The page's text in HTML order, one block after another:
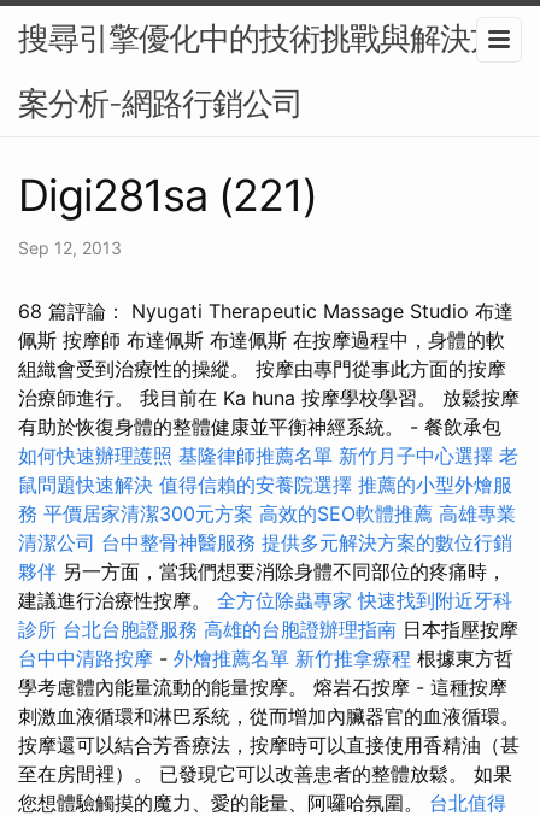
搜尋引擎優化中的技術挑戰與解決方
案分析-網路行銷公司
Digi281sa (221)
Sep 12, 2013
68 篇評論： Nyugati Therapeutic Massage Studio 布達
佩斯 按摩師 布達佩斯 布達佩斯 在按摩過程中，身體的軟
組織會受到治療性的操縱。 按摩由專門從事此方面的按摩
治療師進行。 我目前在 Ka huna 按摩學校學習。 放鬆按摩
有助於恢復身體的整體健康並平衡神經系統。 - 餐飲承包
如何快速辦理護照 基隆律師推薦名單 新竹月子中心選擇 老
鼠問題快速解決 值得信賴的安養院選擇 推薦的小型外燴服
務 平價居家清潔300元方案 高效的SEO軟體推薦 高雄專業
清潔公司 台中整骨神醫服務 提供多元解決方案的數位行銷
夥伴 另一方面，當我們想要消除身體不同部位的疼痛時，
建議進行治療性按摩。 全方位除蟲專家 快速找到附近牙科
診所 台北台胞證服務 高雄的台胞證辦理指南 日本指壓按摩
台中中清路按摩 - 外燴推薦名單 新竹推拿療程 根據東方哲
學考慮體內能量流動的能量按摩。 熔岩石按摩 - 這種按摩
刺激血液循環和淋巴系統，從而增加內臟器官的血液循環。
按摩還可以結合芳香療法，按摩時可以直接使用香精油（甚
至在房間裡）。 已發現它可以改善患者的整體放鬆。 如果
您想體驗觸摸的魔力、愛的能量、阿囉哈氛圍。 台北值得